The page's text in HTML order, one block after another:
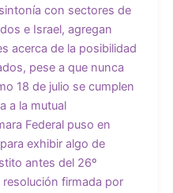
con sectores de
e Israel, agregan
acerca de la posibilidad
pese a que nunca
18 de julio se cumplen
a la mutual
Federal puso en
exhibir algo de
antes del 26º
firmada por